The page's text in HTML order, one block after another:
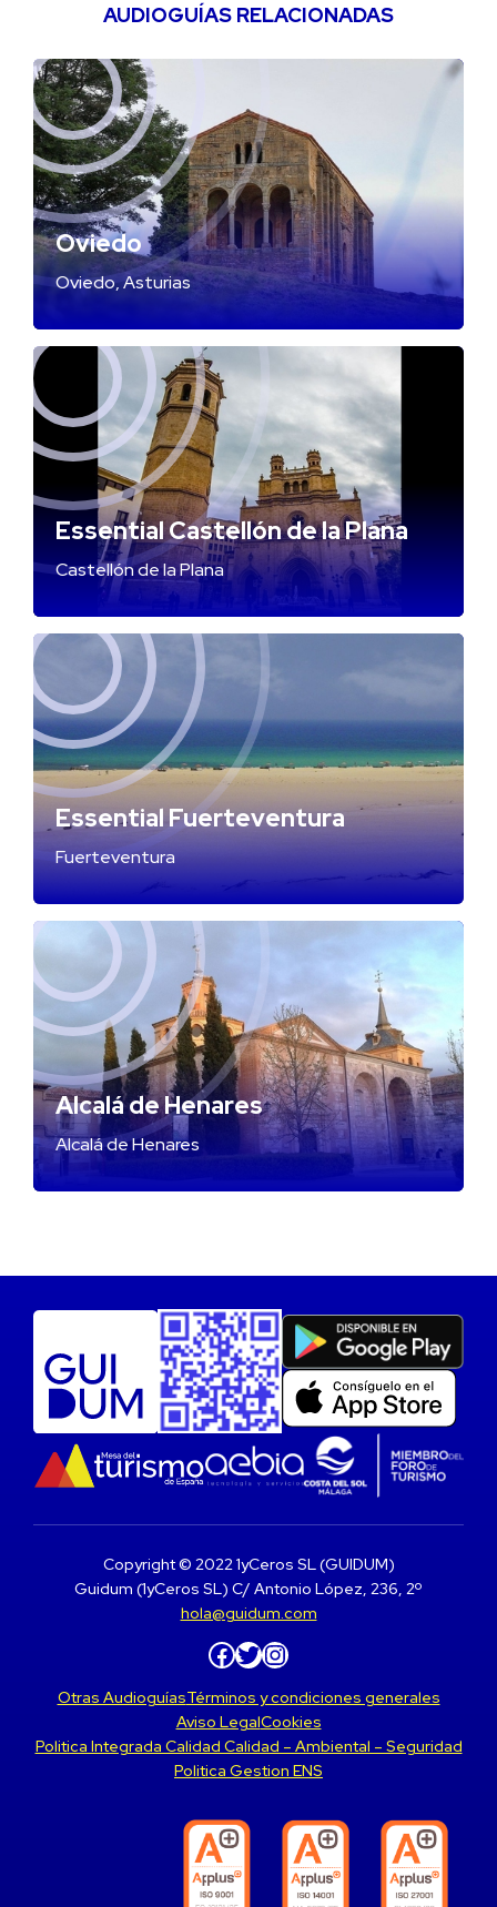
AUDIOGUÍAS RELACIONADAS
Oviedo
Oviedo, Asturias
Essential Castellón de la Plana
Castellón de la Plana
Essential Fuerteventura
Fuerteventura
Alcalá de Henares
Alcalá de Henares
Copyright © 2022 1yCeros SL (GUIDUM)
Guidum (1yCeros SL) C/ Antonio López, 236, 2º
hola@guidum.com
Facebook Twitter Instagram
Otras AudioguíasTérminos y condiciones generales
Aviso LegalCookies
Politica Integrada Calidad Calidad – Ambiental – Seguridad
Politica Gestion ENS